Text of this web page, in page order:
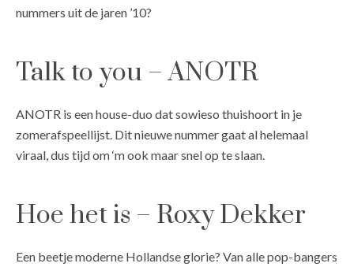
nummers uit de jaren ’10?
Talk to you – ANOTR
ANOTR is een house-duo dat sowieso thuishoort in je
zomerafspeellijst. Dit nieuwe nummer gaat al helemaal
viraal, dus tijd om ‘m ook maar snel op te slaan.
Hoe het is – Roxy Dekker
Een beetje moderne Hollandse glorie? Van alle pop-bangers